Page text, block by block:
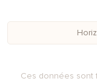
Ces données sont